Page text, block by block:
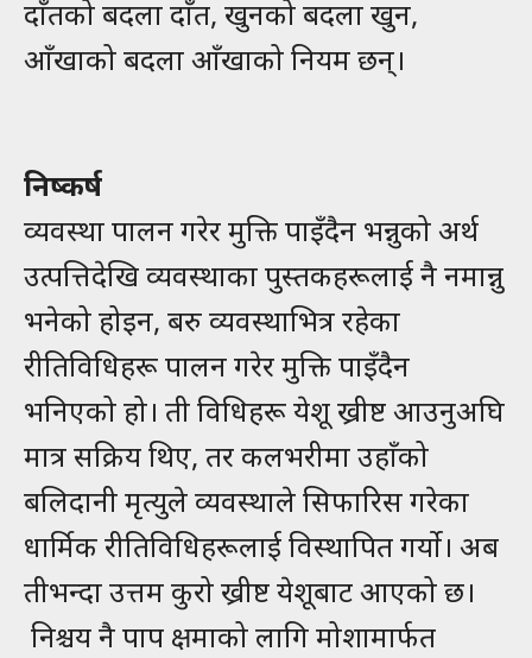
दाँतको बदला दाँत, खुनको बदला खुन,
आँखाको बदला आँखाको नियम छन्।
निष्कर्ष
व्यवस्था पालन गरेर मुक्ति पाइँदैन भन्नुको अर्थ
उत्पत्तिदेखि व्यवस्थाका पुस्तकहरूलाई नै नमान्नु
भनेको होइन, बरु व्यवस्थाभित्र रहेका
रीतिविधिहरू पालन गरेर मुक्ति पाइँदैन
भनिएको हो। ती विधिहरू येशू ख्रीष्ट आउनुअघि
मात्र सक्रिय थिए, तर कलभरीमा उहाँको
बलिदानी मृत्युले व्यवस्थाले सिफारिस गरेका
धार्मिक रीतिविधिहरूलाई विस्थापित गर्यो। अब
तीभन्दा उत्तम कुरो ख्रीष्ट येशूबाट आएको छ।
निश्चय नै पाप क्षमाको लागि मोशामार्फत